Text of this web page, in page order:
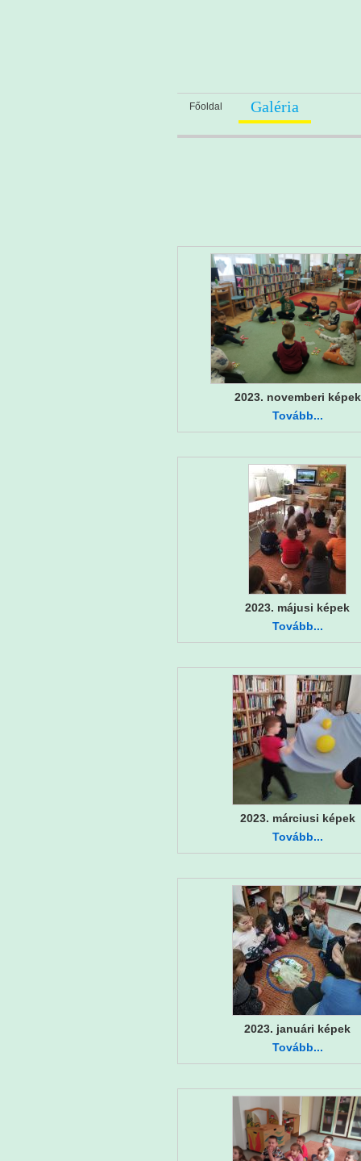
Főoldal Galéria
2023. novemberi képek
Tovább...
2023. májusi képek
Tovább...
2023. márciusi képek
Tovább...
2023. januári képek
Tovább...